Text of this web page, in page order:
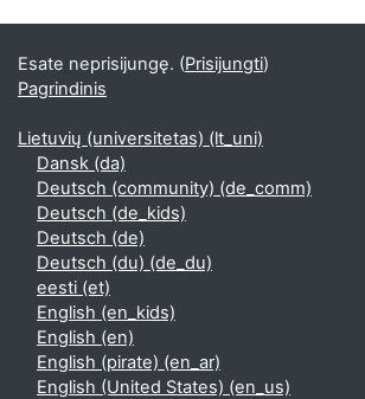
Papildomi blokai
Esate neprisijungę. (Prisijungti)
Pagrindinis
Lietuvių (universitetas) ‎(lt_uni)‎
Dansk ‎(da)‎
Deutsch (community) ‎(de_comm)‎
Deutsch ‎(de_kids)‎
Deutsch ‎(de)‎
Deutsch (du) ‎(de_du)‎
eesti ‎(et)‎
English ‎(en_kids)‎
English ‎(en)‎
English (pirate) ‎(en_ar)‎
English (United States) ‎(en_us)‎